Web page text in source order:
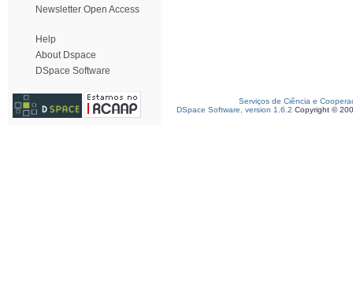
Newsletter Open Access
Help
About Dspace
DSpace Software
Serviços de Ciência e
DSpace Software, version 1.6.2 Copyright ©